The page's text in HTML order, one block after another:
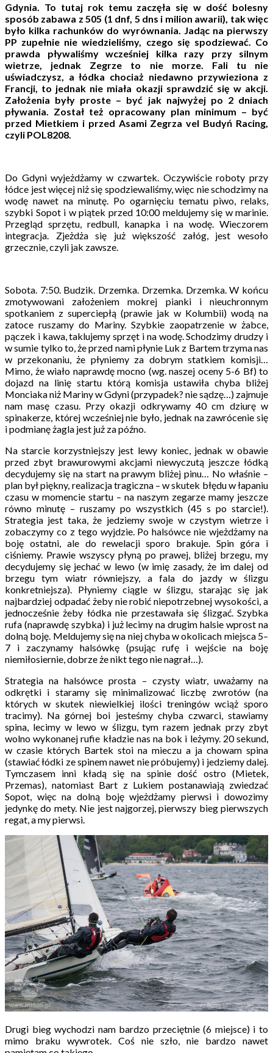
Gdynia. To tutaj rok temu zaczęła się w dość bolesny
sposób zabawa z 505 (1 dnf, 5 dns i milion awarii), tak więc
było kilka rachunków do wyrównania. Jadąc na pierwszy
PP zupełnie nie wiedzieliśmy, czego się spodziewać. Co
prawda pływaliśmy wcześniej kilka razy przy silnym
wietrze, jednak Zegrze to nie morze. Fali tu nie
uświadczysz, a łódka chociaż niedawno przywieziona z
Francji, to jednak nie miała okazji sprawdzić się w akcji.
Założenia były proste – być jak najwyżej po 2 dniach
pływania. Został też opracowany plan minimum – być
przed Mietkiem i przed Asami Zegrza vel Budyń Racing,
czyli POL8208.
Do Gdyni wyjeżdżamy w czwartek. Oczywiście roboty przy
łódce jest więcej niż się spodziewaliśmy, więc nie schodzimy na
wodę nawet na minutę. Po ogarnięciu tematu piwo, relaks,
szybki Sopot i w piątek przed 10:00 meldujemy się w marinie.
Przegląd sprzętu, redbull, kanapka i na wodę. Wieczorem
integracja. Zjeżdża się już większość załóg, jest wesoło
grzecznie, czyli jak zawsze.
Sobota. 7:50. Budzik. Drzemka. Drzemka. Drzemka. W końcu
zmotywowani założeniem mokrej pianki i nieuchronnym
spotkaniem z superciepłą (prawie jak w Kolumbii) wodą na
zatoce ruszamy do Mariny. Szybkie zaopatrzenie w żabce,
pączek i kawa, taklujemy sprzęt i na wodę. Schodzimy drudzy i
w sumie tylko to, że przed nami płynie Luk z Bartem trzyma nas
w przekonaniu, że płyniemy za dobrym statkiem komisji…
Mimo, że wiało naprawdę mocno (wg. naszej oceny 5-6 Bf) to
dojazd na linię startu którą komisja ustawiła chyba bliżej
Monciaka niż Mariny w Gdyni (przypadek? nie sądzę…) zajmuje
nam masę czasu. Przy okazji odkrywamy 40 cm dziurę w
spinakerze, której wcześniej nie było, jednak na zawrócenie się
i podmianę żagla jest już za późno.
Na starcie korzystniejszy jest lewy koniec, jednak w obawie
przed zbyt brawurowymi akcjami niewyczutą jeszcze łódką
decydujemy się na start na prawym bliżej pinu… No właśnie –
plan był piękny, realizacja tragiczna – w skutek błędu w łapaniu
czasu w momencie startu – na naszym zegarze mamy jeszcze
równo minutę – ruszamy po wszystkich (45 s po starcie!).
Strategia jest taka, że jedziemy swoje w czystym wietrze i
zobaczymy co z tego wyjdzie. Po halsówce nie wjeżdżamy na
boję ostatni, ale do rewelacji sporo brakuje. Spin góra i
ciśniemy. Prawie wszyscy płyną po prawej, bliżej brzegu, my
decydujemy się jechać w lewo (w imię zasady, że im dalej od
brzegu tym wiatr równiejszy, a fala do jazdy w ślizgu
konkretniejsza). Płyniemy ciągle w ślizgu, starając się jak
najbardziej odpadać żeby nie robić niepotrzebnej wysokości, a
jednocześnie żeby łódka nie przestawała się ślizgać. Szybka
rufa (naprawdę szybka) i już lecimy na drugim halsie wprost na
dolną boję. Meldujemy się na niej chyba w okolicach miejsca 5–
7 i zaczynamy halsówkę (psując rufę i wejście na boję
niemiłosiernie, dobrze że nikt tego nie nagrał…).
Strategia na halsówce prosta – czysty wiatr, uważamy na
odkrętki i staramy się minimalizować liczbę zwrotów (na
których w skutek niewielkiej ilości treningów wciąż sporo
tracimy). Na górnej boi jesteśmy chyba czwarci, stawiamy
spina, lecimy w lewo w ślizgu, tym razem jednak przy zbyt
wolno wykonanej rufie kładzie nas na bok i leżymy. 20 sekund,
w czasie których Bartek stoi na mieczu a ja chowam spina
(stawiać łódki ze spinem nawet nie próbujemy) i jedziemy dalej.
Tymczasem inni kładą się na spinie dość ostro (Mietek,
Przemas), natomiast Bart z Lukiem postanawiają zwiedzać
Sopot, więc na dolną boję wjeżdżamy pierwsi i dowozimy
jedynkę do mety. Nie jest najgorzej, pierwszy bieg pierwszych
regat, a my pierwsi.
Drugi bieg wychodzi nam bardzo przeciętnie (6 miejsce) i to
mimo braku wywrotek. Coś nie szło, nie bardzo nawet